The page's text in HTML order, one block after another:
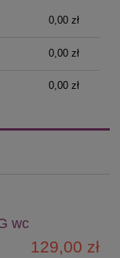
0,00 zł
0,00 zł
0,00 zł
wc
129,00 zł